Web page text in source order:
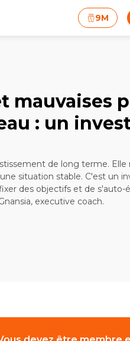
9M
mauvaises
: un
de long terme.
situation stable. C'est un
des objectifs et de s'auto-
executive coach.